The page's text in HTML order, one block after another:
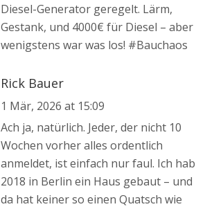
Diesel-Generator geregelt. Lärm,
Gestank, und 4000€ für Diesel – aber
wenigstens war was los! #Bauchaos
Rick Bauer
1 Mär, 2026 at 15:09
Ach ja, natürlich. Jeder, der nicht 10
Wochen vorher alles ordentlich
anmeldet, ist einfach nur faul. Ich hab
2018 in Berlin ein Haus gebaut – und
da hat keiner so einen Quatsch wie